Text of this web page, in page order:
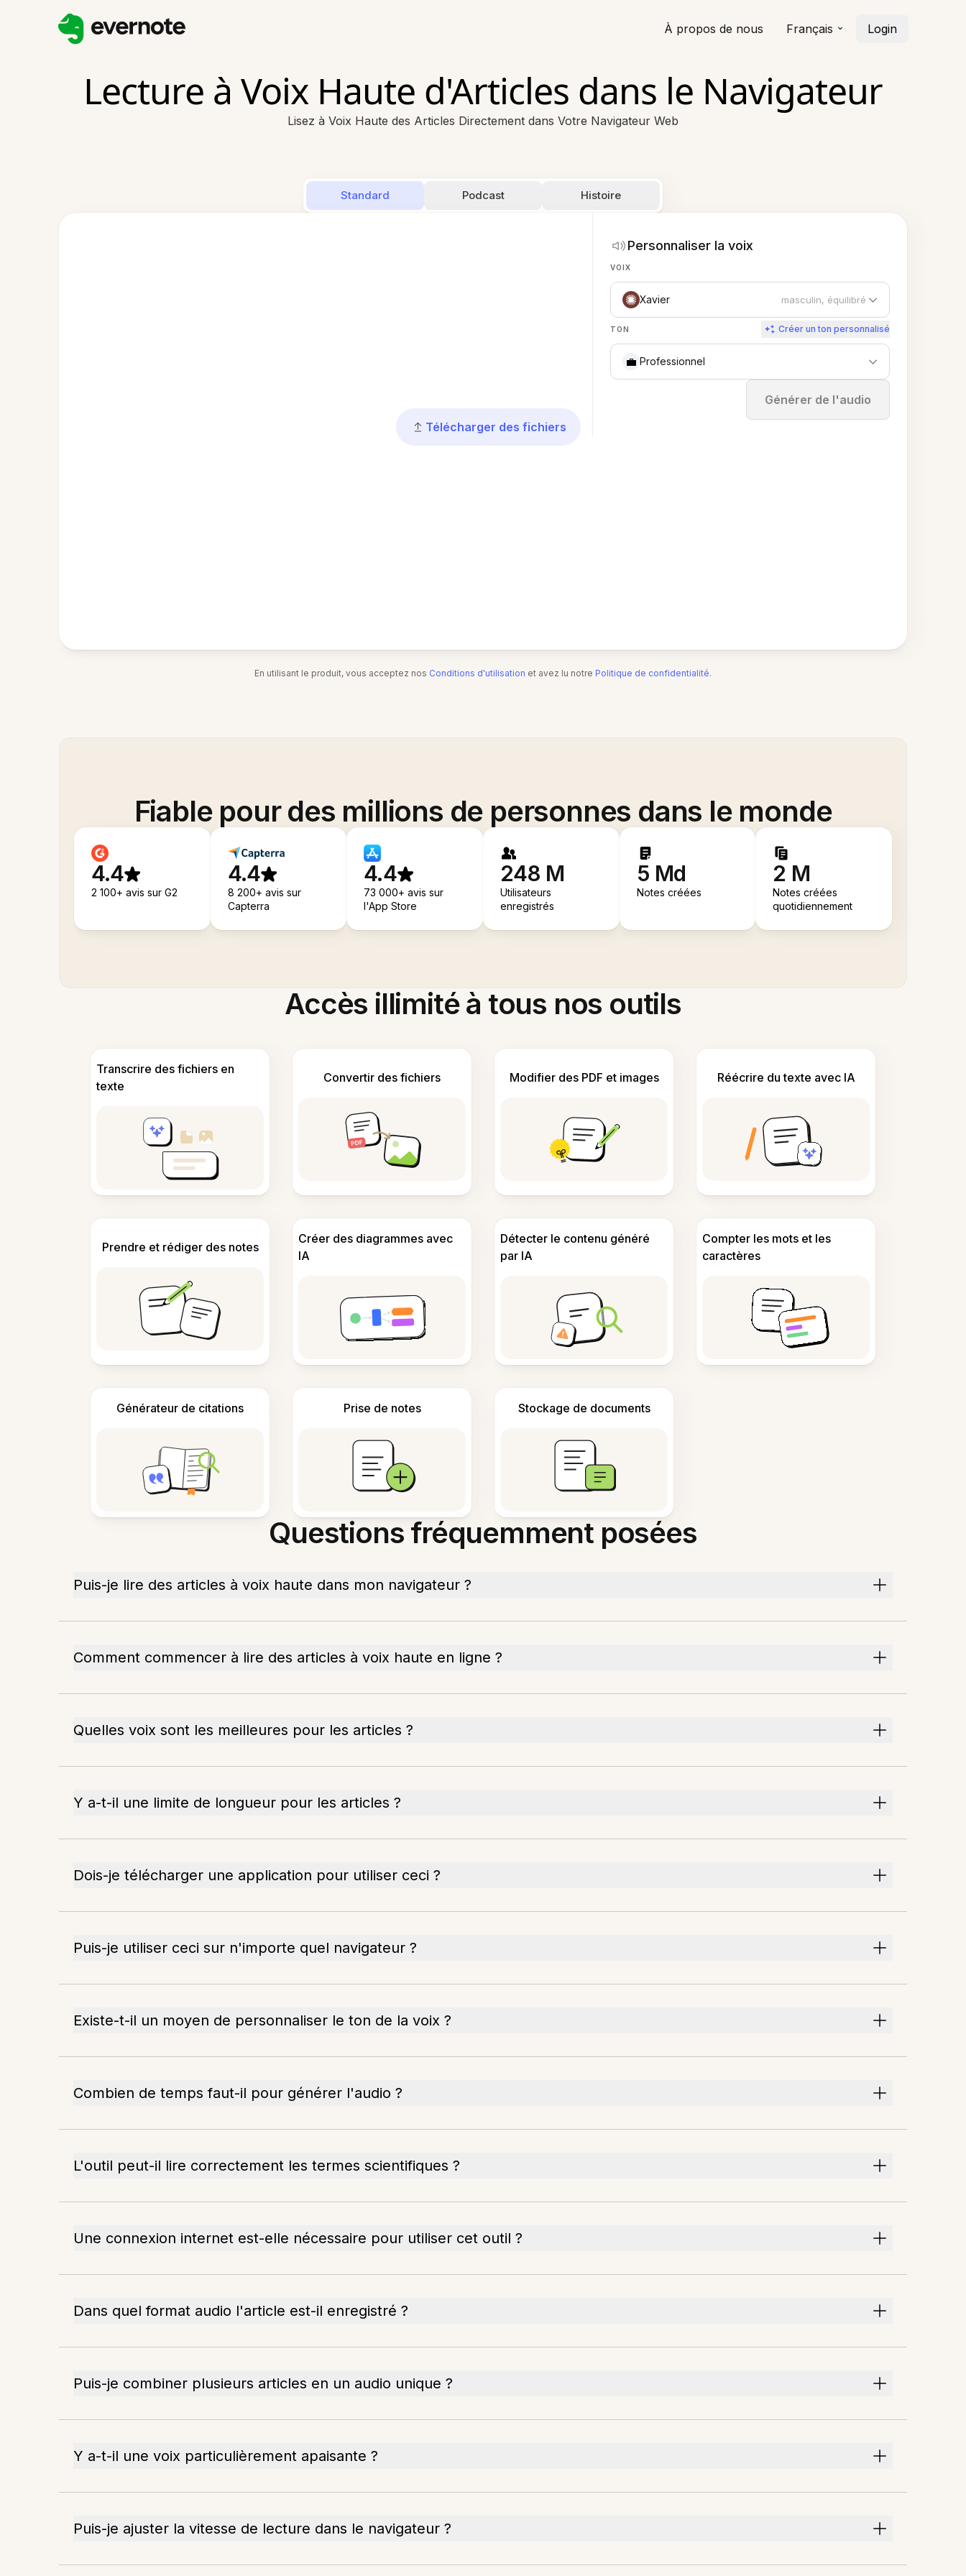
À propos de nous Français Login
Lecture à Voix Haute d'Articles dans le Navigateur
Lisez à Voix Haute des Articles Directement dans Votre Navigateur Web
Standard Podcast Histoire
Télécharger des fichiers
Personnaliser la voix
VOIX
Xavier masculin, équilibré
TON Créer un ton personnalisé
💼 Professionnel
Générer de l'audio
Arrêter
En utilisant le produit, vous acceptez nos Conditions d'utilisation et avez lu notre Politique de confidentialité.
Fiable pour des millions de personnes dans le monde
4.4
2 100+ avis sur G2
4.4
8 200+ avis sur
Capterra
4.4
73 000+ avis sur
l'App Store
248 M
Utilisateurs
enregistrés
5 Md
Notes créées
2 M
Notes créées
quotidiennement
Accès illimité à tous nos outils
Transcrire des fichiers en
texte
Convertir des fichiers Modifier des PDF et images Réécrire du texte avec IA
Prendre et rédiger des notes
Créer des diagrammes avec
IA
Détecter le contenu généré
par IA
Compter les mots et les
caractères
Générateur de citations Prise de notes Stockage de documents
Questions fréquemment posées
Puis-je lire des articles à voix haute dans mon navigateur ?
Comment commencer à lire des articles à voix haute en ligne ?
Quelles voix sont les meilleures pour les articles ?
Y a-t-il une limite de longueur pour les articles ?
Dois-je télécharger une application pour utiliser ceci ?
Puis-je utiliser ceci sur n'importe quel navigateur ?
Existe-t-il un moyen de personnaliser le ton de la voix ?
Combien de temps faut-il pour générer l'audio ?
L'outil peut-il lire correctement les termes scientifiques ?
Une connexion internet est-elle nécessaire pour utiliser cet outil ?
Dans quel format audio l'article est-il enregistré ?
Puis-je combiner plusieurs articles en un audio unique ?
Y a-t-il une voix particulièrement apaisante ?
Puis-je ajuster la vitesse de lecture dans le navigateur ?